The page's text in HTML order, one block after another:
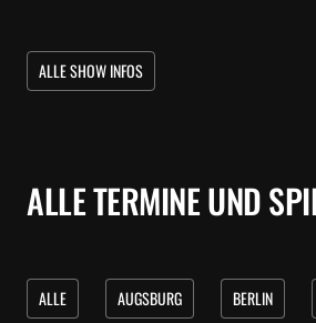
ALLE SHOW INFOS
ALLE TERMINE UND
ALLE AUGSBURG BERLIN